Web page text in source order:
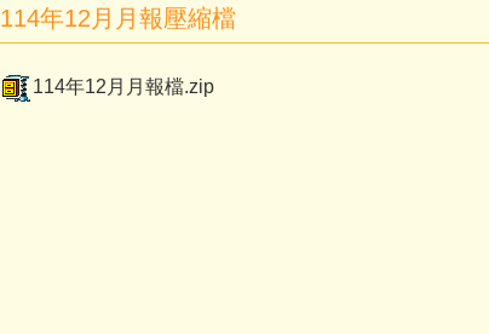
114年12月月報壓縮檔
114年12月月報檔.zip